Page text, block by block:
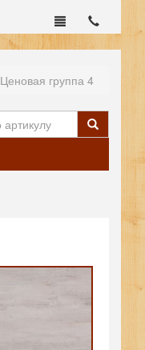
Ценовая группа 4